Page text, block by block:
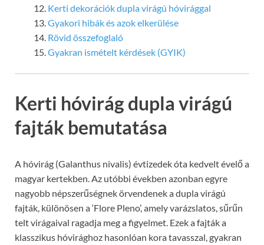
Kerti dekorációk dupla virágú hóvirággal
Gyakori hibák és azok elkerülése
Rövid összefoglaló
Gyakran ismételt kérdések (GYIK)
Kerti hóvirág dupla virágú
fajták bemutatása
A hóvirág (Galanthus nivalis) évtizedek óta kedvelt évelő a
magyar kertekben. Az utóbbi években azonban egyre
nagyobb népszerűségnek örvendenek a dupla virágú
fajták, különösen a ‘Flore Pleno’, amely varázslatos, sűrűn
telt virágaival ragadja meg a figyelmet. Ezek a fajták a
klasszikus hóvirághoz hasonlóan kora tavasszal, gyakran